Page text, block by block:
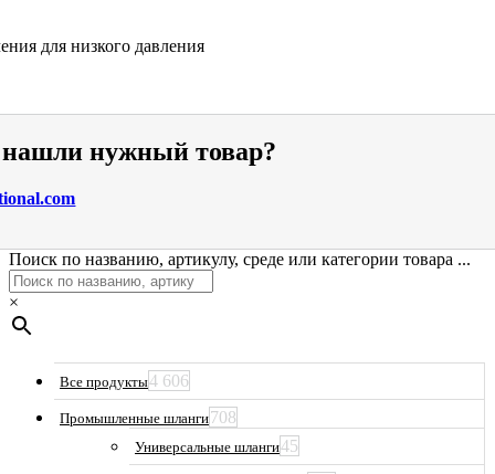
для низкого давления
нужный товар?
Поиск по названию, артикулу, среде или категории товара ...
×
Все продукты4 606
Промышленные шланги708
Универсальные шланги45